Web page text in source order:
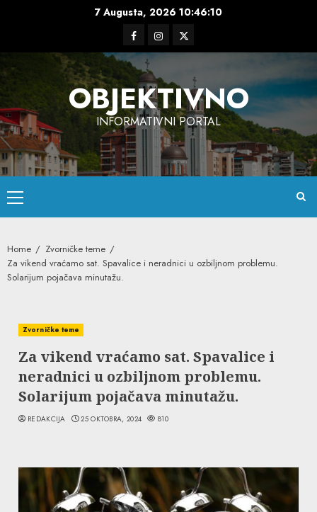
7 Augusta, 2026 10:46:10
FacebookInstagram
Twitter
OBJEKTIVNO
INFORMATIVNI PORTAL
Primary
Menu
Home
Zvorničke teme
Za vikend vraćamo sat. Spavalice i neradnici u ozbiljnom problemu.
Solarijum pojačava minutažu.
Zvorničke teme
Za vikend vraćamo sat. Spavalice i
neradnici u ozbiljnom problemu.
Solarijum pojačava minutažu.
REDAKCIJA 25 OKTOBRA, 2024 810